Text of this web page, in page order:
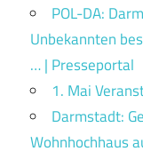
POL-DA:
Unbekannten
… | Presseportal
1. Mai
Darmstadt:
Wohnhochhaus